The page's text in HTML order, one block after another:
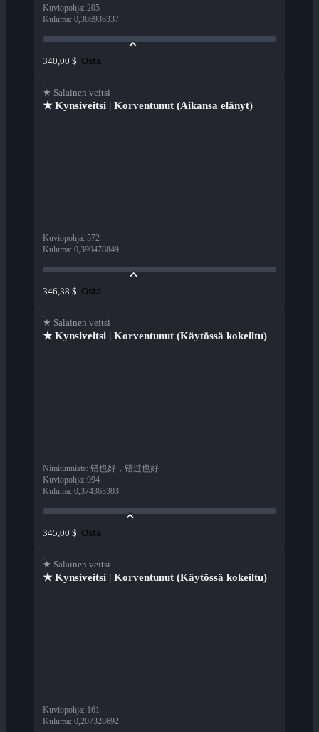
Kuviopohja: 205
Kuluma: 0,386936337
340,00 $ Osta
★ Salainen veitsi
★ Kynsiveitsi | Korventunut (Aikansa elänyt)
Kuviopohja: 572
Kuluma: 0,390478849
346,38 $ Osta
★ Salainen veitsi
★ Kynsiveitsi | Korventunut (Käytössä kokeiltu)
Nimitunniste: 错也好，错过也好
Kuviopohja: 994
Kuluma: 0,374363303
345,00 $ Osta
★ Salainen veitsi
★ Kynsiveitsi | Korventunut (Käytössä kokeiltu)
Kuviopohja: 161
Kuluma: 0,207328692